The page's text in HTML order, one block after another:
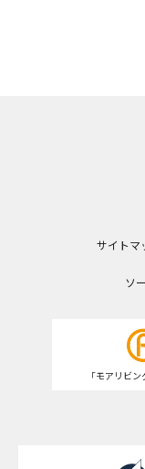
サイトマ
ソ
「モアリビ